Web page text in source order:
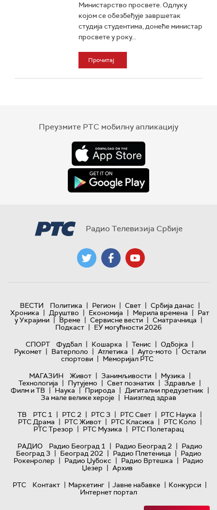
Министарство просвете. Одлуку
којом се обезбеђује завршетак
студија студентима, донеће министар
просвете у року...
Прочитај
Преузмите РТС мобилну апликацију
Радио Телевизија Србије
ВЕСТИ Политика | Регион | Свет | Србија данас |
Хроника | Друштво | Економија | Мерила времена | Рат
у Украјини | Време | Сервисне вести | Сматрачница |
Подкаст | ЕУ могућности 2026
СПОРТ
Фудбал | Кошарка | Тенис | Одбојка |
Рукомет | Ватерполо | Атлетика | Ауто-мото | Остали
спортови | Меморијал РТС
МАГАЗИН
Живот | Занимљивости | Музика |
Технологијa | Путујемо | Свет познатих | Здравље |
Филм и ТВ | Наука | Природа | Дигитални предузетник |
За мале велике хероје | Наизглед здрав
ТВ
РТС 1 | РТС 2 | РТС 3 | РТС Свет | РТС Наука |
РТС Драма | РТС Живот | РТС Класика | РТС Коло |
РТС Трезор | РТС Музика | РТС Полетарац
РАДИО
Радио Београд 1 | Радио Београд 2 | Радио
Београд 3 | Београд 202 | Радио Плетеница | Радио
Рокенролер | Радио Џубокс | Радио Вртешка | Радио
Џезер | Архив
РТС
Контакт | Маркетинг | Јавне набавке | Конкурси |
Интернет портал